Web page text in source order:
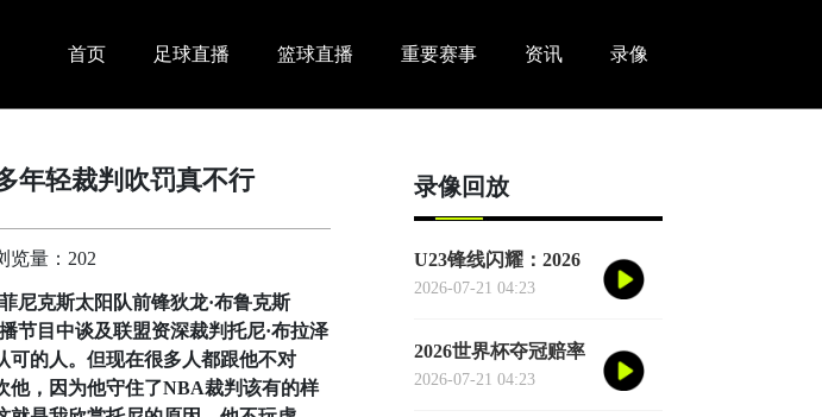
首页 足球直播 篮球直播 重要赛事 资讯 录像
年轻裁判吹罚真不行
览量：202
尼克斯太阳队前锋狄龙·布鲁克斯
节目中谈及联盟资深裁判托尼·布拉泽
可的人。但现在很多人都跟他不对
他，因为他守住了NBA裁判该有的样
录像回放
U23锋线闪耀：2026
世界杯小组赛个人进
2026-07-21 04:23
2026世界杯夺冠赔率
剧烈震荡：国际顶级
2026-07-21 04:23